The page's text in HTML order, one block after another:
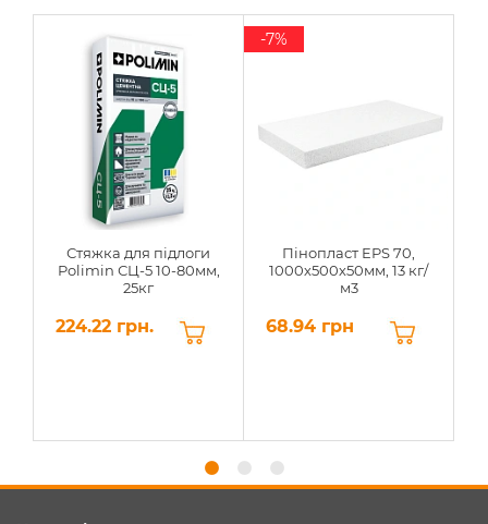
Стяжка для підлоги
Polimin СЦ-5 10-80мм,
25кг
224.22 грн.
Пінопласт EPS 70,
1000х500х50мм, 13 кг/
м3
68.94 грн
-7%